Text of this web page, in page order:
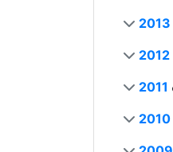
2013
2012
2011
2010